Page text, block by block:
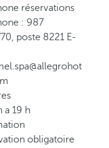
réservations
: 987
poste 8221 E-
a 19 h
obligatoire